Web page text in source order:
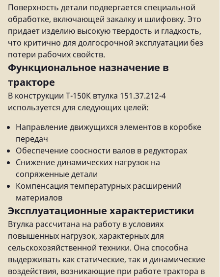
Поверхность детали подвергается специальной
обработке, включающей закалку и шлифовку. Это
придает изделию высокую твердость и гладкость,
что критично для долгосрочной эксплуатации без
потери рабочих свойств.
Функциональное назначение в
тракторе
В конструкции Т-150К втулка 151.37.212-4
используется для следующих целей:
Направление движущихся элементов в коробке
передач
Обеспечение соосности валов в редукторах
Снижение динамических нагрузок на
сопряженные детали
Компенсация температурных расширений
материалов
Эксплуатационные характеристики
Втулка рассчитана на работу в условиях
повышенных нагрузок, характерных для
сельскохозяйственной техники. Она способна
выдерживать как статические, так и динамические
воздействия, возникающие при работе трактора в